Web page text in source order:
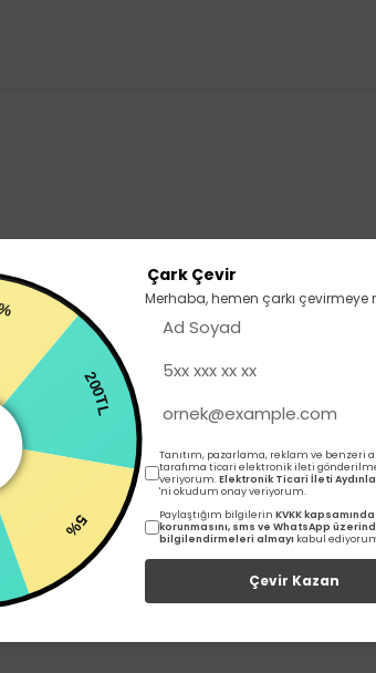
diğer renklerinden de almayı düşünüyorum
FREDA WEAR
200TL
Çark Çevir
Merhaba, hemen çarkı çevirmeye
Tanıtım, pazarlama, reklam ve benzeri
tarafıma ticari elektronik ileti
veriyorum.Elektronik Ticari İleti
'ni okudum onay veriyorum.
Paylaştığım bilgilerin KVKK
korunmasını, sms ve WhatsApp
bilgilendirmeleri almayı kabul
Çevir Kazan